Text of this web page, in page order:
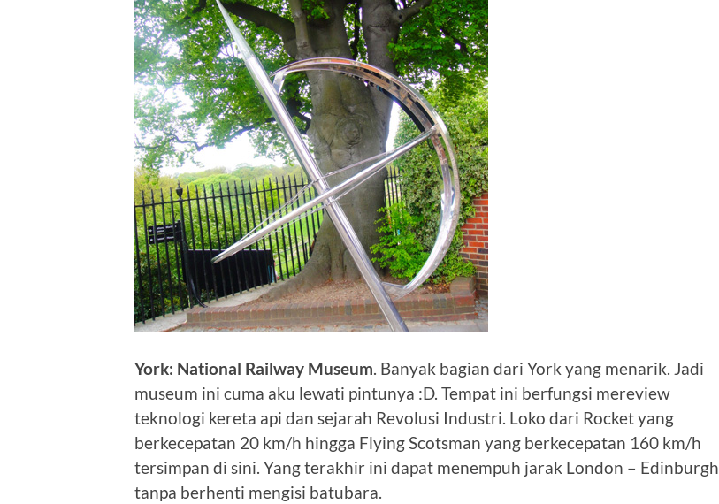
York: National Railway Museum. Banyak bagian dari York yang menarik. Jadi
museum ini cuma aku lewati pintunya :D. Tempat ini berfungsi mereview
teknologi kereta api dan sejarah Revolusi Industri. Loko dari Rocket yang
berkecepatan 20 km/h hingga Flying Scotsman yang berkecepatan 160 km/h
tersimpan di sini. Yang terakhir ini dapat menempuh jarak London – Edinburgh
tanpa berhenti mengisi batubara.